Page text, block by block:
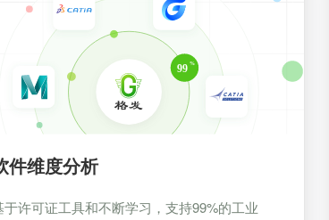
件维度分析
于许可证工具和不断学习，支持99%的工业